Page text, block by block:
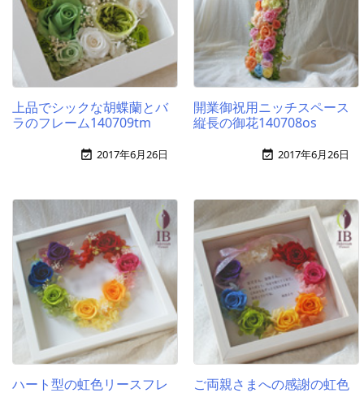
上品でシックな胡蝶蘭とバ
ラのフレーム140709tm
 2017年6月26日
開業御祝用ニッチスペース
縦長の御花140708os
 2017年6月26日
ハート型の虹色リースフレ
ご両親さまへの感謝の虹色